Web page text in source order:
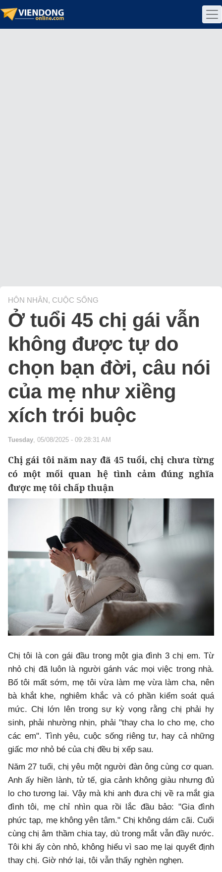
HÔN NHÂN, CUỘC SỐNG
Ở tuổi 45 chị gái vẫn
không được tự do
chọn bạn đời, câu nói
của mẹ như xiềng
xích trói buộc
Tuesday, 05/08/2025 - 09:28:31 AM
Chị gái tôi năm nay đã 45 tuổi, chị chưa từng
có một mối quan hệ tình cảm đúng nghĩa
được mẹ tôi chấp thuận
Chị tôi là con gái đầu trong một gia đình 3 chị em. Từ
nhỏ chị đã luôn là người gánh vác mọi việc trong nhà.
Bố tôi mất sớm, mẹ tôi vừa làm mẹ vừa làm cha, nên
bà khắt khe, nghiêm khắc và có phần kiểm soát quá
mức. Chị lớn lên trong sự kỳ vọng rằng chị phải hy
sinh, phải nhường nhịn, phải "thay cha lo cho mẹ, cho
các em". Tình yêu, cuộc sống riêng tư, hay cả những
giấc mơ nhỏ bé của chị đều bị xếp sau.
Năm 27 tuổi, chị yêu một người đàn ông cùng cơ quan.
Anh ấy hiền lành, tử tế, gia cảnh không giàu nhưng đủ
lo cho tương lai. Vậy mà khi anh đưa chị về ra mắt gia
đình tôi, mẹ chỉ nhìn qua rồi lắc đầu bảo: "Gia đình
phức tạp, mẹ không yên tâm." Chị không dám cãi. Cuối
cùng chị âm thầm chia tay, dù trong mắt vẫn đầy nước.
Tôi khi ấy còn nhỏ, không hiểu vì sao mẹ lại quyết định
thay chị. Giờ nhớ lại, tôi vẫn thấy nghèn nghẹn.